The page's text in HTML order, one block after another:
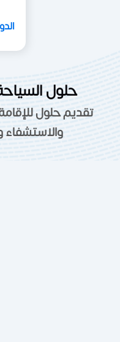
حلول
تقديم حلول
والاستشفاء